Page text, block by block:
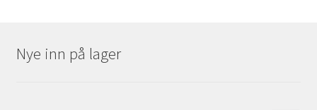
Nye inn på lager